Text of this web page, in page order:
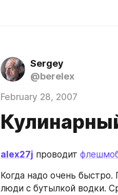
Sergey
@berelex
February 28, 2007
alex27j проводит
Когда надо очень
люди с бутылкой водки.